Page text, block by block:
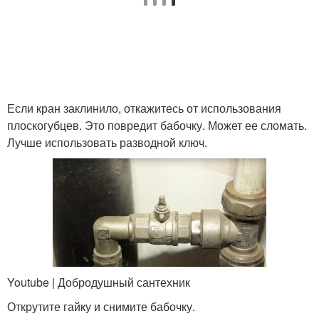
Если кран заклинило, откажитесь от использования
плоскогубцев. Это повредит бабочку. Может ее сломать.
Лучше использовать разводной ключ.
Youtube | Добродушный сантехник
Открутите гайку и снимите бабочку.